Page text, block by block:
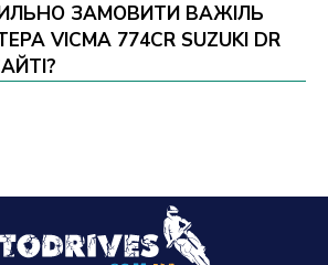
ЗАМОВИТИ ВАЖІЛЬ
VICMA 774CR SUZUKI DR